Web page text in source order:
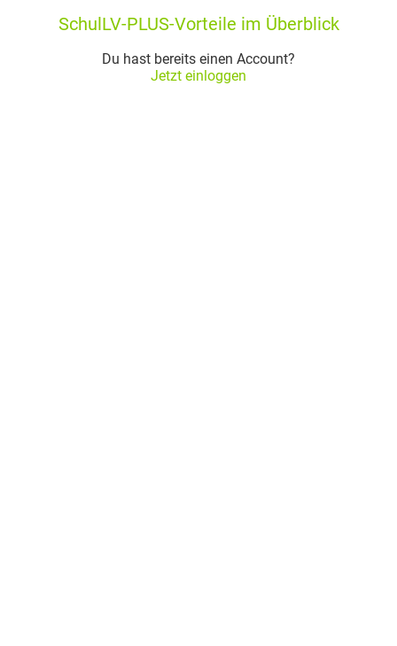
SchulLV-PLUS-Vorteile im Überblick
Du hast bereits einen Account?
Jetzt einloggen